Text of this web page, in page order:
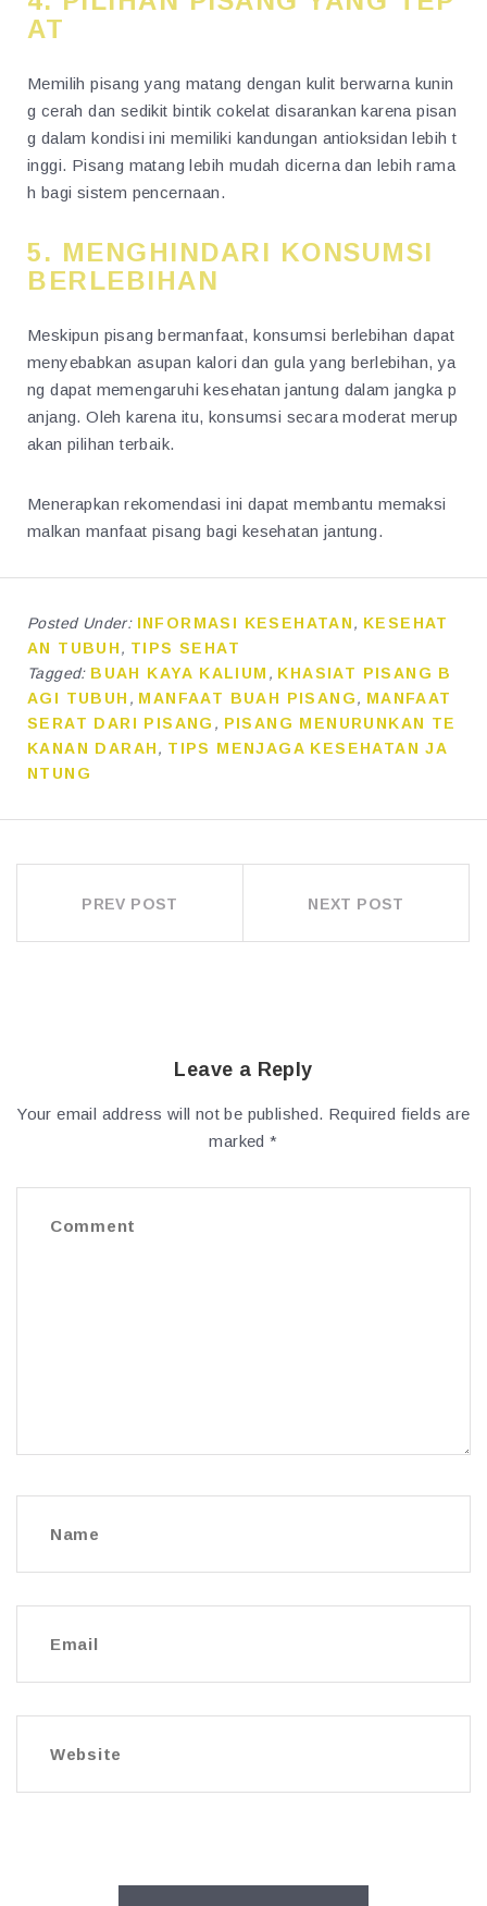
AT
Memilih pisang yang matang dengan kulit berwarna kunin
g cerah dan sedikit bintik cokelat disarankan karena pisan
g dalam kondisi ini memiliki kandungan antioksidan lebih t
inggi. Pisang matang lebih mudah dicerna dan lebih rama
h bagi sistem pencernaan.
5. MENGHINDARI KONSUMSI
BERLEBIHAN
Meskipun pisang bermanfaat, konsumsi berlebihan dapat
menyebabkan asupan kalori dan gula yang berlebihan, ya
ng dapat memengaruhi kesehatan jantung dalam jangka p
anjang. Oleh karena itu, konsumsi secara moderat merup
akan pilihan terbaik.
Menerapkan rekomendasi ini dapat membantu memaksi
malkan manfaat pisang bagi kesehatan jantung.
Posted Under: INFORMASI KESEHATAN, KESEHAT
AN TUBUH, TIPS SEHAT
Tagged: BUAH KAYA KALIUM , KHASIAT PISANG B
AGI TUBUH , MANFAAT BUAH PISANG, MANFAAT
SERAT DARI PISANG , PISANG MENURUNKAN TE
KANAN DARAH, TIPS MENJAGA KESEHATAN JA
NTUNG
NAVIGATION
PREV POST NEXT POST
Leave a Reply
Your email address will not be published. Required fields are
marked*